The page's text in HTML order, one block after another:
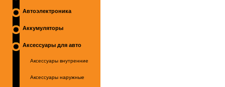
Автоэлектроника
Аккумуляторы
Аксессуары для авто
Аксессуары внутренние
Аксессуары наружные